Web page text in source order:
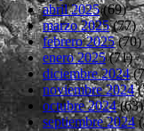
abril 2025(69)
marzo 2025(77)
febrero 2025(70)
enero 2025(71)
diciembre 2024
noviembre 2024
octubre 2024(63)
septiembre 2024